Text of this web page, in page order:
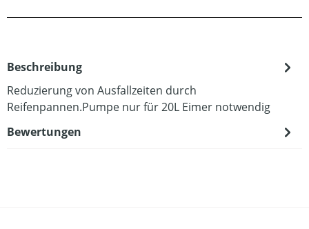
Beschreibung
Reduzierung von Ausfallzeiten durch
Reifenpannen.Pumpe nur für 20L Eimer notwendig
Bewertungen